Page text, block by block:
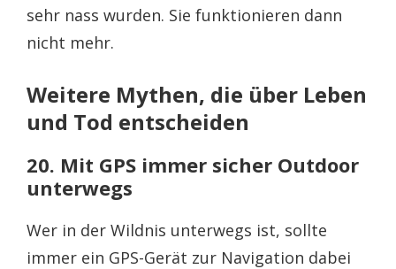
sehr nass wurden. Sie funktionieren dann
nicht mehr.
Weitere Mythen, die über Leben
und Tod entscheiden
20. Mit GPS immer sicher Outdoor
unterwegs
Wer in der Wildnis unterwegs ist, sollte
immer ein GPS-Gerät zur Navigation dabei